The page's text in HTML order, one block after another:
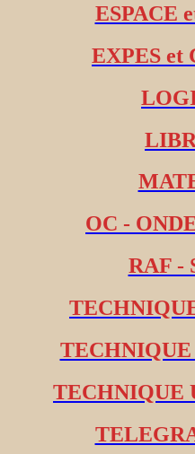
ESPACE
EXPES et
OC -
RAF -
TECHNIQUE